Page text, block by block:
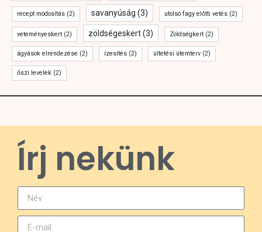
recept módosítás (2) savanyúság (3) utolsó fagy előtti vetés (2)
veteményeskert (2) zöldségeskert(3) Zöldségkert (2)
ágyások elrendezése (2) ízesítés (2) ültetési ütemterv (2)
őszi levelek (2)
Írj nekünk